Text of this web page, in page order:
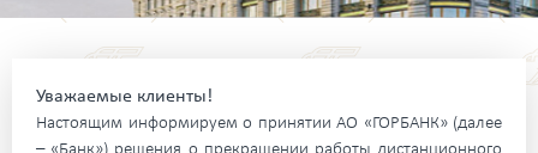
Уважаемые клиенты!
Настоящим информируем о принятии АО «ГОРБАНК» (далее